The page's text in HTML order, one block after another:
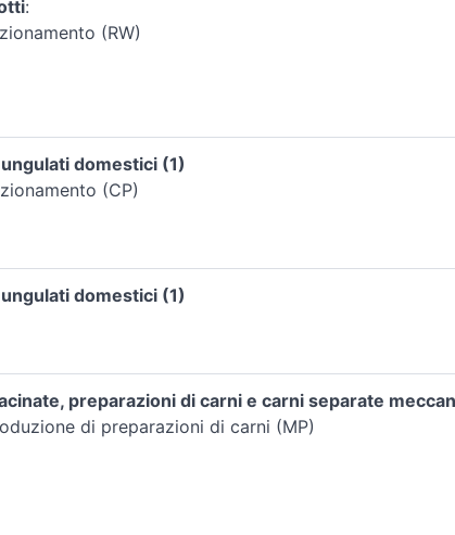
:
(RW)
domestici (1)
(CP)
domestici (1)
preparazioni di carni e carni separate
di preparazioni di carni (MP)